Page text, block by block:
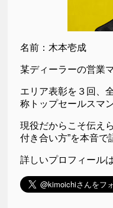
名前：木本壱成
某ディーラーの営業
エリア表彰を３回、
称トップセールスマン
現役だからこそ伝え
付き合い方”を本音で
詳しいプロフィール